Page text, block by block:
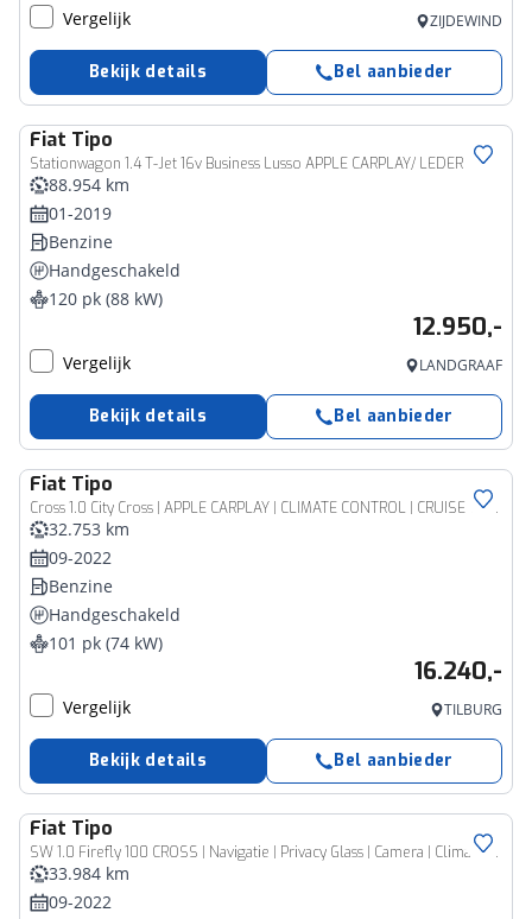
Vergelijk ZIJDEWIND
Bekijk details Bel aanbieder
Fiat Tipo
Stationwagon 1.4 T-Jet 16v Business Lusso APPLE CARPLAY/ LEDER
88.954 km
01-2019
Benzine
Handgeschakeld
120 pk (88 kW)
12.950,-
Vergelijk LANDGRAAF
Bekijk details Bel aanbieder
Fiat Tipo
Cross 1.0 City Cross | APPLE CARPLAY | CLIMATE CONTROL | CRUISE CONTROL | LED DAGRIJVERLICHTING |
32.753 km
09-2022
Benzine
Handgeschakeld
101 pk (74 kW)
16.240,-
Vergelijk TILBURG
Bekijk details Bel aanbieder
Fiat Tipo
SW 1.0 Firefly 100 CROSS | Navigatie | Privacy Glass | Camera | Climate Control | LED Koplampen | Lichtmetalen Velgen |
33.984 km
09-2022